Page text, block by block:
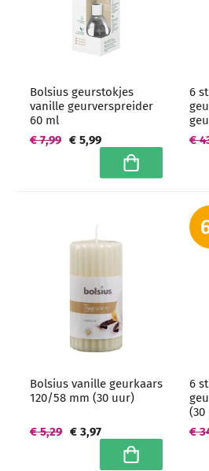
Bolsius geurstokjes
vanille geurverspreider
60 ml
€ 5,99
€ 7,99
In winkelwagen
6
€
Bolsius vanille geurkaars
120/58 mm (30 uur)
€ 3,97
€ 5,29
In winkelwagen
6
€